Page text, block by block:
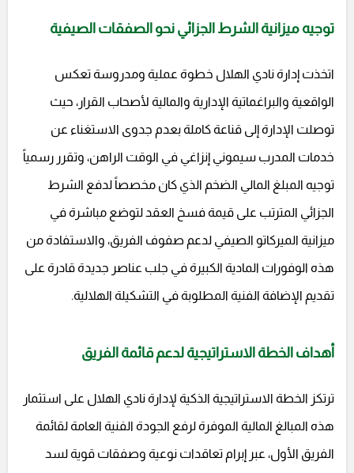
توجيه ميزانية الشرط الجزائي نحو الصفقات الصيفية
اتخذت إدارة نادي الهلال خطوة عملية ومدروسة تعكس
الواقعية والبراغماتية الإدارية والمالية لأصحاب القرار، حيث
توصلت الإدارة إلى قناعة كاملة بعدم جدوى الاستغناء عن
خدمات المدرب سيموني إنزاغي في الوقت الراهن، وتقرر رسمياً
توجيه المبلغ المالي الضخم الذي كان مخصصاً لدفع الشرط
الجزائي المترتب على قيمة فسخ العقد لتوضع مباشرة في
ميزانية الميركاتو الصيفي لدعم صفوف الفريق، والاستفادة من
هذه الوفورات المادية الكبيرة في جلب عناصر جديدة قادرة على
تقديم الإضافة الفنية المطلوبة في التشكيلة الهلالية.
أهداف الخطة الاستراتيجية لدعم قائمة الفريق
ترتكز الخطة الاستراتيجية الذكية لإدارة نادي الهلال على استثمار
هذه المبالغ المالية الموفرة لرفع الجودة الفنية العامة لقائمة
الفريق الأول، عبر إبرام تعاقدات نوعية وصفقات قوية لسد